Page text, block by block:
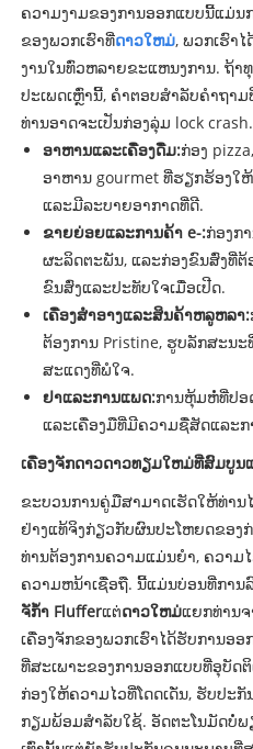
ຄວາມງາມຂອງການອອກແບບນີ້ແມ່
ຂອງພວກເຮົາທີ່ດາວໃຫມ່, ພວກເຮົາ
ງານໃນທົ່ວຫລາຍຂະແຫນງການ. ຖ້າ
ປະເພດເຫຼົ່ານີ້, ຄໍາຕອບສໍາລັບຄໍາຖ
ທ່ານອາດຈະເປັນກ່ອງລຸ່ມ lock crash.
ອາຫານແລະເຄື່ອງດື່ມ:ກ່ອງ
ອາຫານ gourmet ທີ່ຮຽກຮ້ອງ
ແລະມີລະບາຍອາກາດທີ່ດີ.
ຂາຍຍ່ອຍແລະການຄ້າ e-:ກ່ອງກ
ຜະລິດຕະພັນ, ແລະກ່ອງຂົນສົ່ງທີ່
ຂົນສົ່ງແລະປະທັບໃຈເມື່ອເປີດ.
ເຄື່ອງສໍາອາງແລະສິນຄ້າຫລູຫລາ:
ຕ້ອງການ Pristine, ຮູບລັກສະນ
ສະແດງທີ່ພໍໃຈ.
ຢາແລະການແພດ:ການຫຸ້ມຫໍ່ທີ່ປອ
ແລະເຄື່ອງມືທີ່ມີຄວາມຊື່ສັດແລະກ
ເຄື່ອງຈັກດາວດາວທຽມໃຫມ່ທີ່ສົມບູນ
ຂະບວນການຄູ່ມືສາມາດເຮັດໃຫ້ທ່ານ
ຢ່າງແທ້ຈິງກ່ຽວກັບຜົນປະໂຫຍດຂອງກ່
ທ່ານຕ້ອງການຄວາມແມ່ນຍໍາ, ຄວາມ
ຄວາມຫນ້າເຊື່ອຖື. ນີ້ແມ່ນບ່ອນທີ່ການ
ຈັກ້ໍາ Flufferແຕ່ດາວໃຫມ່ແຍກທ່ານ
ເຄື່ອງຈັກຂອງພວກເຮົາໄດ້ຮັບການອ
ທີ່ສະເພາະຂອງການອອກແບບທີ່ອຸບັດ
ກ່ອງໃຫ້ຄວາມໄວທີ່ໂດດເດັ່ນ, ຮັບປະ
ກຽມພ້ອມສໍາລັບໃຊ້. ອັດຕະໂນມັດບໍ່